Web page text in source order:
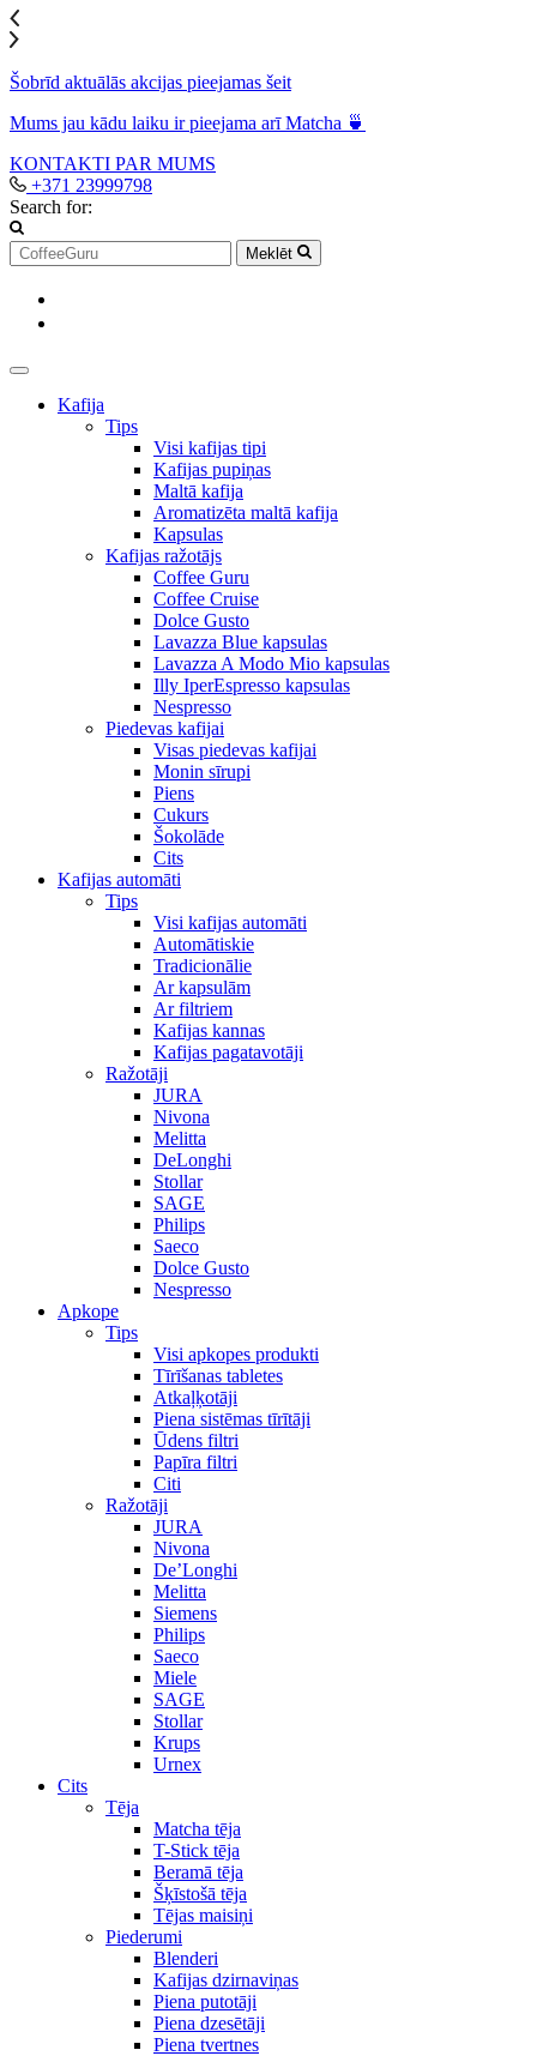
Šobrīd aktuālās akcijas pieejamas šeit
Mums jau kādu laiku ir pieejama arī Matcha 🍵
KONTAKTI PAR MUMS
+371 23999798
Search for:
Meklēt
Kafija
Tips
Visi kafijas tipi
Kafijas pupiņas
Maltā kafija
Aromatizēta maltā kafija
Kapsulas
Kafijas ražotājs
Coffee Guru
Coffee Cruise
Dolce Gusto
Lavazza Blue kapsulas
Lavazza A Modo Mio kapsulas
Illy IperEspresso kapsulas
Nespresso
Piedevas kafijai
Visas piedevas kafijai
Monin sīrupi
Piens
Cukurs
Šokolāde
Cits
Kafijas automāti
Tips
Visi kafijas automāti
Automātiskie
Tradicionālie
Ar kapsulām
Ar filtriem
Kafijas kannas
Kafijas pagatavotāji
Ražotāji
JURA
Nivona
Melitta
DeLonghi
Stollar
SAGE
Philips
Saeco
Dolce Gusto
Nespresso
Apkope
Tips
Visi apkopes produkti
Tīrīšanas tabletes
Atkaļķotāji
Piena sistēmas tīrītāji
Ūdens filtri
Papīra filtri
Citi
Ražotāji
JURA
Nivona
De’Longhi
Melitta
Siemens
Philips
Saeco
Miele
SAGE
Stollar
Krups
Urnex
Cits
Tēja
Matcha tēja
T-Stick tēja
Beramā tēja
Šķīstošā tēja
Tējas maisiņi
Piederumi
Blenderi
Kafijas dzirnaviņas
Piena putotāji
Piena dzesētāji
Piena tvertnes